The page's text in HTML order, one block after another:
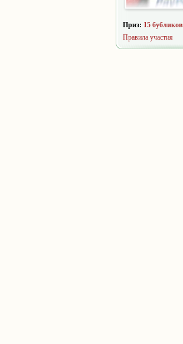
Приз: 15 бубликов
Правила участия